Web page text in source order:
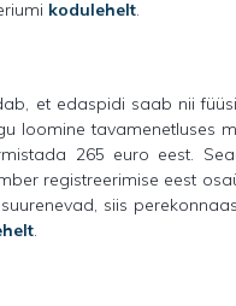
kodulehelt.
et edaspidi saab nii
loomine tavamenetluses
265 euro eest.
registreerimise eest
siis
.